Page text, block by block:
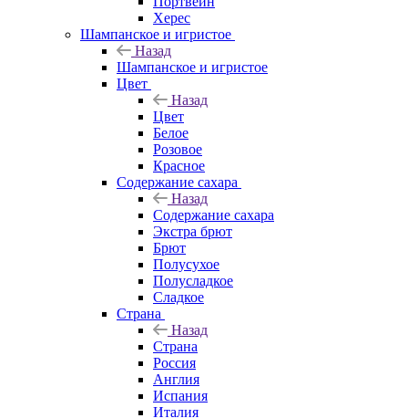
Херес
Шампанское и игристое
Назад
Шампанское и игристое
Цвет
Назад
Цвет
Белое
Розовое
Красное
Содержание сахара
Назад
Содержание сахара
Экстра брют
Брют
Полусухое
Полусладкое
Сладкое
Страна
Назад
Страна
Россия
Англия
Испания
Италия